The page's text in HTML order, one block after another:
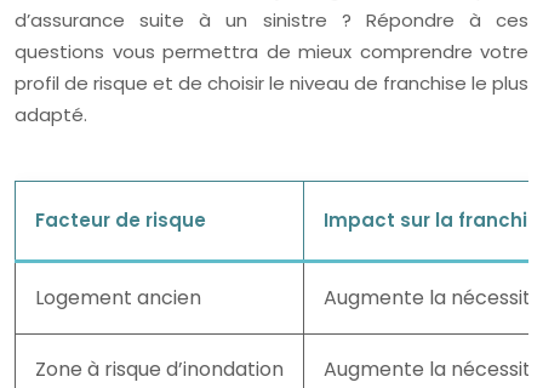
d’assurance suite à un sinistre ? Répondre à ces
questions vous permettra de mieux comprendre votre
profil de risque et de choisir le niveau de franchise le plus
adapté.
Facteur de risque Impact sur la
Logement ancien Augmente la
Zone à risque d’inondation Augmente la